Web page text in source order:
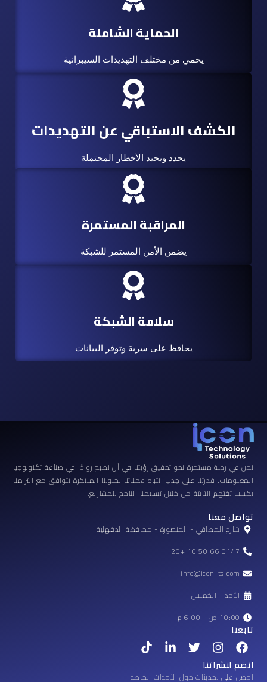
الحماية الشاملة
يحمي من مختلف التهديدات السيبرانية
الكشف الاستباقي عن التهديدات
يحدد ويحيد الأخطار المحتملة
المراقبة المستمرة
يضمن الأمن المستمر للشبكة
سلامة الشبكة
يحافظ على سرية وتوفر البيانات
نحن في رحلة مستمرة نحو تحقيق رؤيتنا في أن نصبح روادًا في صناعة تكنولوجيا
المعلومات. قدرتنا على جذب انتباه عملائنا بحلولنا المبتكرة تتوافق مع التزامنا
بكسب ثقتهم الثابتة من خلال تسليمنا الناجح للمشاريع.
تواصل معنا
شارع المطافي - المنصورة - محافظة الدقهلية
0147 66 50 10 +20
info@icon-ts.com
الأحد - الخميس
10:00 ص - 6:00 م
تابعنا
F
a
c
e
I
n
s
t
T
w
t
L
i
k
T
i
t
انضم لنشراتنا
احصل على تحديثات حول الأحداث الخاصة!